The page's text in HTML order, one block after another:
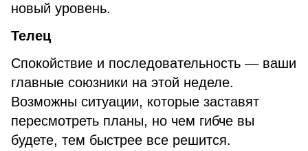
новый уровень.
Телец
Спокойствие и последовательность — ваши
главные союзники на этой неделе.
Возможны ситуации, которые заставят
пересмотреть планы, но чем гибче вы
будете, тем быстрее все решится.